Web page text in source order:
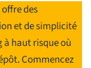
des
et de simplicité
haut risque où
Commencez